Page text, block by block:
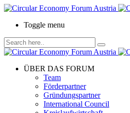
Toggle menu
ÜBER DAS FORUM
Team
Förderpartner
Gründungspartner
International Council